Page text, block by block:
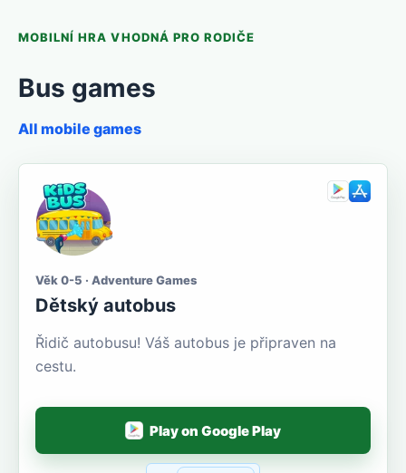
MOBILNÍ HRA VHODNÁ PRO RODIČE
Bus games
All mobile games
Věk 0-5 · Adventure Games
Dětský autobus
Řidič autobusu! Váš autobus je připraven na
cestu.
Play on Google Play